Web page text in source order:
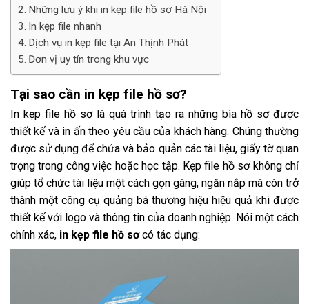
Những lưu ý khi in kẹp file hồ sơ Hà Nội
In kẹp file nhanh
Dịch vụ in kẹp file tại An Thịnh Phát
Đơn vị uy tín trong khu vực
Tại sao cần in kẹp file hồ sơ?
In kẹp file hồ sơ là quá trình tạo ra những bìa hồ sơ được
thiết kế và in ấn theo yêu cầu của khách hàng. Chúng thường
được sử dụng để chứa và bảo quản các tài liệu, giấy tờ quan
trọng trong công việc hoặc học tập. Kẹp file hồ sơ không chỉ
giúp tổ chức tài liệu một cách gọn gàng, ngăn nắp mà còn trở
thành một công cụ quảng bá thương hiệu hiệu quả khi được
thiết kế với logo và thông tin của doanh nghiệp. Nói một cách
chính xác, in kẹp file hồ sơcó tác dụng: